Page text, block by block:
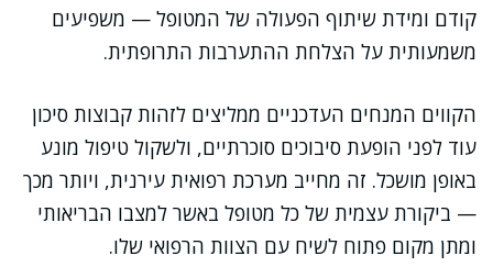
קודם ומידת שיתוף הפעולה של המטופל — משפיעים
משמעותית על הצלחת ההתערבות התרופתית.
הקווים המנחים העדכניים ממליצים לזהות קבוצות סיכון
עוד לפני הופעת סיבוכים סוכרתיים, ולשקול טיפול מונע
באופן מושכל. זה מחייב מערכת רפואית עירנית, ויותר מכך
— ביקורת עצמית של כל מטופל באשר למצבו הבריאותי
ומתן מקום פתוח לשיח עם הצוות הרפואי שלו.